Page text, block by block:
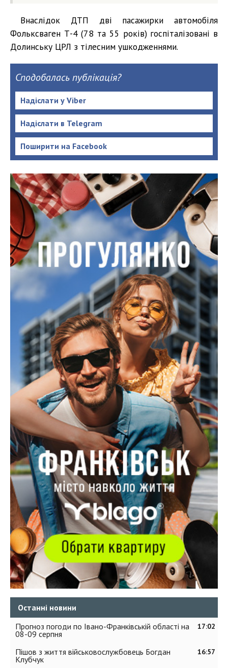
Внаслідок ДТП дві пасажирки автомобіля
Фольксваген Т-4 (78 та 55 років) госпіталізовані в
Долинську ЦРЛ з тілесним ушкодженнями.
Сподобалась публікація?
Надіслати у Viber
Надіслати в Telegram
Поширити на Facebook
Останні новини
17:02
Прогноз погоди по Івано-Франківській області на
08-09 серпня
16:57
Пішов з життя військовослужбовець Богдан
Клубчук